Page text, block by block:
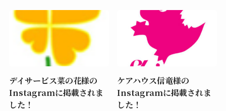
デイサービス菜の花様の
Instagramに掲載されま
した！
ケアハウス信竜様の
Instagramに掲載されま
した！